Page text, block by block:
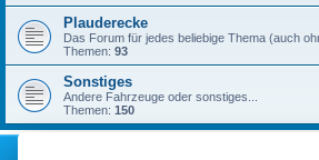
Plauderecke
Das Forum für jedes beliebige Thema (auch
Themen: 93
Sonstiges
Andere Fahrzeuge oder sonstiges...
Themen: 150